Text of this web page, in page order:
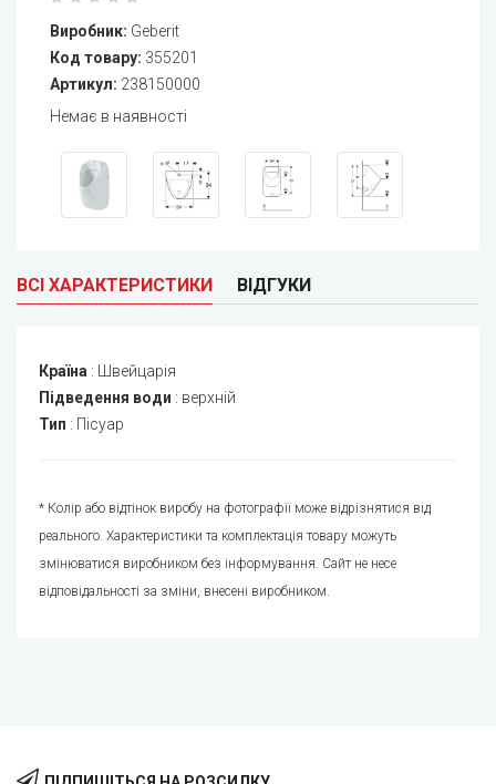
Виробник: Geberit
Код товару: 355201
Артикул: 238150000
Немає в наявності
ВСІ ХАРАКТЕРИСТИКИ ВІДГУКИ
Країна : Швейцарія
Підведення води : верхній
Тип : Пісуар
* Колір або відтінок виробу на фотографії може відрізнятися від
реального. Характеристики та комплектація товару можуть
змінюватися виробником без інформування. Сайт не несе
відповідальності за зміни, внесені виробником.